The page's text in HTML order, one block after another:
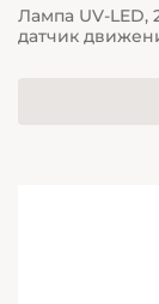
Лампа UV-LED,
датчик